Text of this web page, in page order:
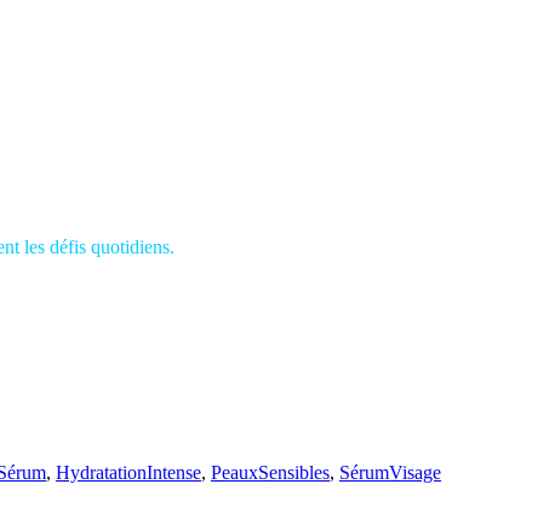
les défis quotidiens.
, HydratationIntense, PeauxSensibles, SérumVisage